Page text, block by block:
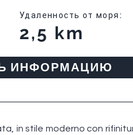
Удаленность от моря :
2,5 km
ИНФОРМАЦИЮ
in stile moderno con